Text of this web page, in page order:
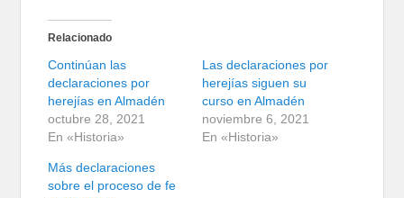
Relacionado
Continúan las
declaraciones por
herejías en Almadén
octubre 28, 2021
En «Historia»
Las declaraciones por
herejías siguen su
curso en Almadén
noviembre 6, 2021
En «Historia»
Más declaraciones
sobre el proceso de fe